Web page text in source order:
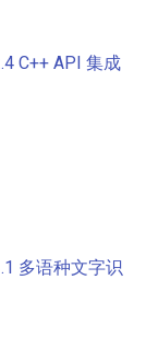
C++ API 集成
多语种文字识